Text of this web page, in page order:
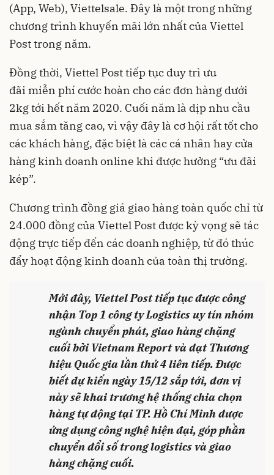
(App, Web), Viettelsale. Đây là một trong những
chương trình khuyến mãi lớn nhất của Viettel
Post trong năm.
Đồng thời, Viettel Post tiếp tục duy trì ưu
đãi miễn phí cước hoàn cho các đơn hàng dưới
2kg tới hết năm 2020. Cuối năm là dịp nhu cầu
mua sắm tăng cao, vì vậy đây là cơ hội rất tốt cho
các khách hàng, đặc biệt là các cá nhân hay cửa
hàng kinh doanh online khi được hưởng “ưu đãi
kép”.
Chương trình đồng giá giao hàng toàn quốc chỉ từ
24.000 đồng của Viettel Post được kỳ vọng sẽ tác
động trực tiếp đến các doanh nghiệp, từ đó thúc
đẩy hoạt động kinh doanh của toàn thị trường.
Mới đây, Viettel Posttiếp tụcđược công
nhận Top 1 công ty Logistics uy tín nhóm
ngành chuyển phát, giao hàng chặng
cuối bởi Vietnam Report và đạt Thương
hiệu Quốc gia lần thứ 4 liên tiếp. Được
biết dự kiến ngày 15/12 sắp tới, đơn vị
này sẽ khai trương hệ thống chia chọn
hàng tự động tại TP. Hồ Chí Minh được
ứng dụng công nghệ hiện đại, góp phần
chuyển đổi số trong logistics và giao
hàng chặng cuối.